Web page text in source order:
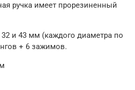
ручка имеет прорезиненный
и 43 мм (каждого диаметра по
+ 6 зажимов.